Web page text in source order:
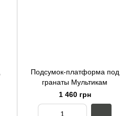
Подсумок-платформа под
гранаты Мультикам
1 460 грн